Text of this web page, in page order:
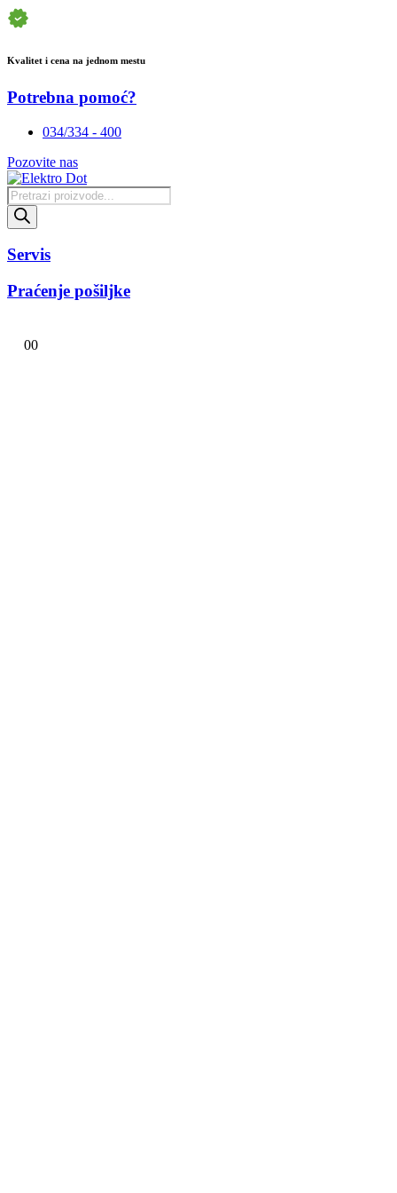
Kvalitet i cena na jednom mestu
Potrebna pomoć?
034/334 - 400
Pozovite nas
Products
search
Servis
Praćenje pošiljke
00